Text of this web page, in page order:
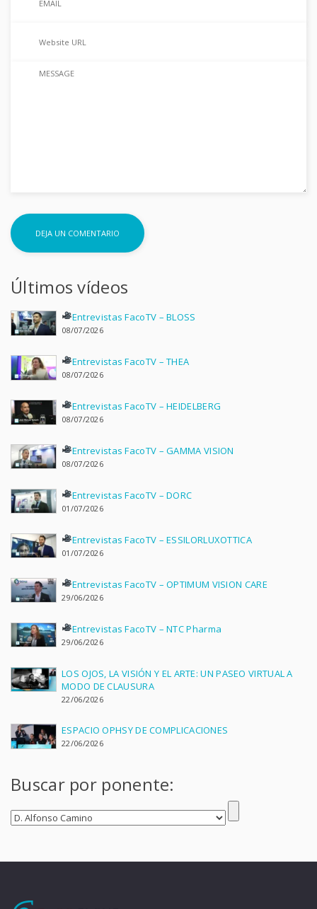
Últimos vídeos
Entrevistas FacoTV – BLOSS
08/07/2026
Entrevistas FacoTV – THEA
08/07/2026
Entrevistas FacoTV – HEIDELBERG
08/07/2026
Entrevistas FacoTV – GAMMA VISION
08/07/2026
Entrevistas FacoTV – DORC
01/07/2026
Entrevistas FacoTV – ESSILORLUXOTTICA
01/07/2026
Entrevistas FacoTV – OPTIMUM VISION CARE
29/06/2026
Entrevistas FacoTV – NTC Pharma
29/06/2026
LOS OJOS, LA VISIÓN Y EL ARTE: UN PASEO VIRTUAL A
MODO DE CLAUSURA
22/06/2026
ESPACIO OPHSY DE COMPLICACIONES
22/06/2026
Buscar por ponente: